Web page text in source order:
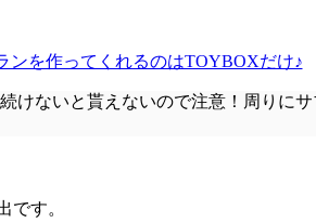
ンを作ってくれるのはTOYBOXだけ♪
けないと貰えないので注意！周りに
です。